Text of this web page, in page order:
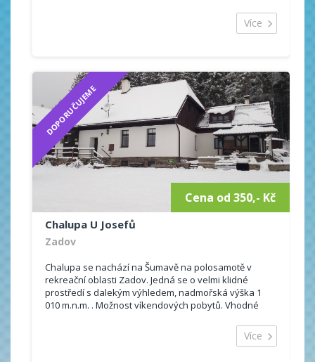
Více
DOPORUČUJEME
Cena od 350,- Kč
Chalupa U Josefů
Zadov
Chalupa se nachází na Šumavě na polosamotě v
rekreační oblasti Zadov. Jedná se o velmi klidné
prostředí s dalekým výhledem, nadmořská výška 1
010 m.n.m. . Možnost víkendových pobytů. Vhodné
Více